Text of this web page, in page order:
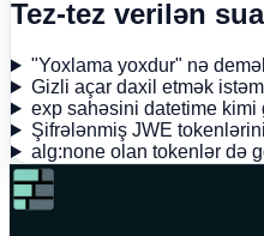
Tez-tez verilən
"Yoxlama yoxdur" nə
Gizli açar daxil etmək
exp sahəsini datetime kimi
Şifrələnmiş JWE
alg:none olan tokenlər də